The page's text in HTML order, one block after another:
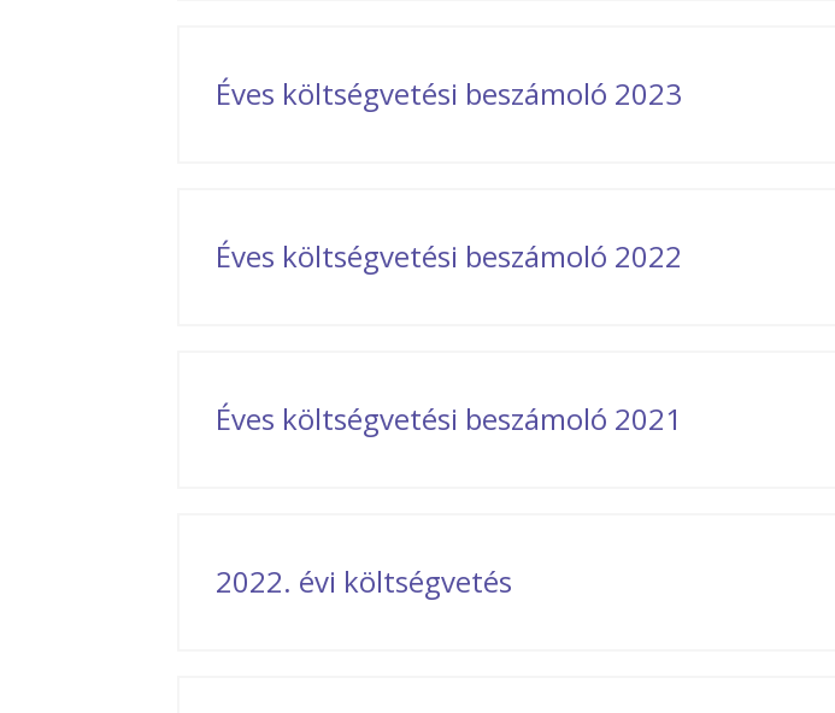
Éves költségvetési beszámoló 2023
Éves költségvetési beszámoló 2022
Éves költségvetési beszámoló 2021
2022. évi költségvetés